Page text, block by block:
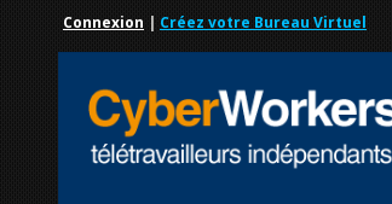
Connexion | Créez votre Bureau Virtuel